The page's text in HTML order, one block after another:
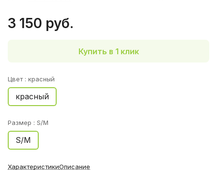
3 150 руб.
Купить в 1 клик
Цвет : красный
красный
Размер : S/M
S/M
ХарактеристикиОписание